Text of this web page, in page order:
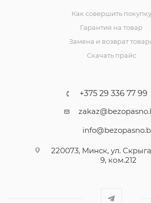
Как совершить покупку
Гарантия на товар
Замена и возврат
Скачать прайс
+375 29 336 77 99
220073, Минск, ул.
9, ком.212